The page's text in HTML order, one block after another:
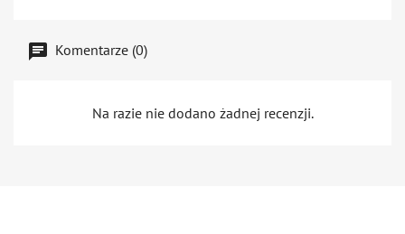
Komentarze (0)
Na razie nie dodano żadnej recenzji.